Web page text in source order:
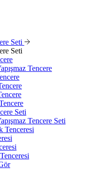
Seti
Seti
Tencere
Seti
Tencere Seti
Tenceresi